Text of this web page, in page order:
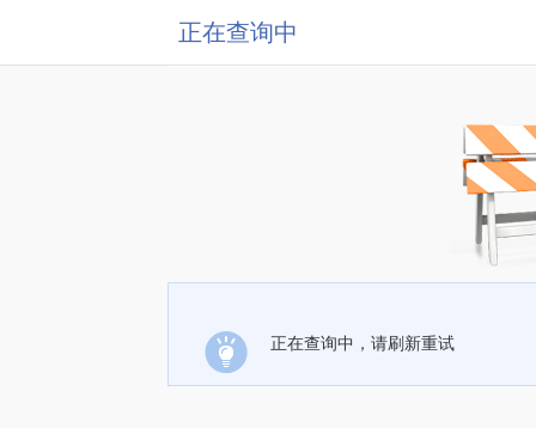
正在查询中
正在查询中，请刷新重试